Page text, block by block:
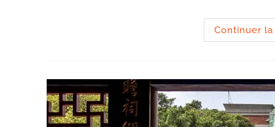
publication :
Continuer